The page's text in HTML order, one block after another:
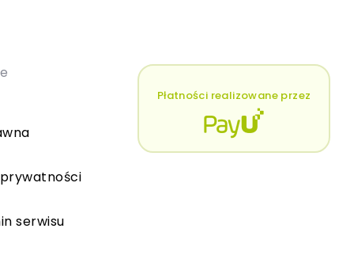
serwisu
Płatności realizowane przez